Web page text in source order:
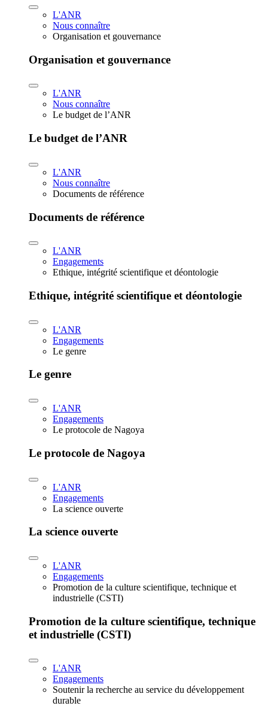
L'ANR
Nous connaître
Organisation et gouvernance
Organisation et gouvernance
L'ANR
Nous connaître
Le budget de l’ANR
Le budget de l’ANR
L'ANR
Nous connaître
Documents de référence
Documents de référence
L'ANR
Engagements
Ethique, intégrité scientifique et déontologie
Ethique, intégrité scientifique et déontologie
L'ANR
Engagements
Le genre
Le genre
L'ANR
Engagements
Le protocole de Nagoya
Le protocole de Nagoya
L'ANR
Engagements
La science ouverte
La science ouverte
L'ANR
Engagements
Promotion de la culture scientifique, technique et
industrielle (CSTI)
Promotion de la culture scientifique, technique
et industrielle (CSTI)
L'ANR
Engagements
Soutenir la recherche au service du développement
durable